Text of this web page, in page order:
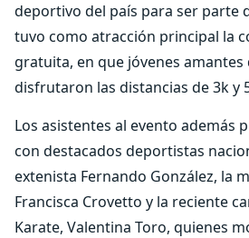
deportivo del país para ser parte
tuvo como atracción principal la
gratuita, en que jóvenes
disfrutaron las distancias de 3k y
Los asistentes al evento además
con destacados deportistas
extenista Fernando González, la
Francisca Crovetto y la reciente
Karate, Valentina Toro, quienes